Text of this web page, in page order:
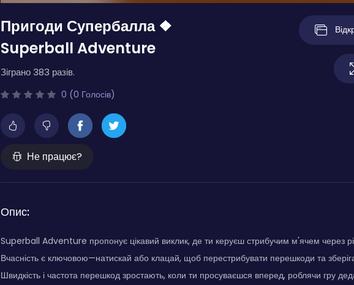
Пригоди Супербалла ❖
Superball Adventure
Зіграно 383 разів.
0 (0 Голосів)
Не працює?
Опис:
Superball Adventure пропонує цікавий виклик, де ти керуєш стрибучим м'ячем через
Вчасність є ключовою—натискай або клацай, щоб перестрибувати перешкоди та
Швидкість і частота перешкод зростають, коли ти просуваєшся вперед, роблячи гру